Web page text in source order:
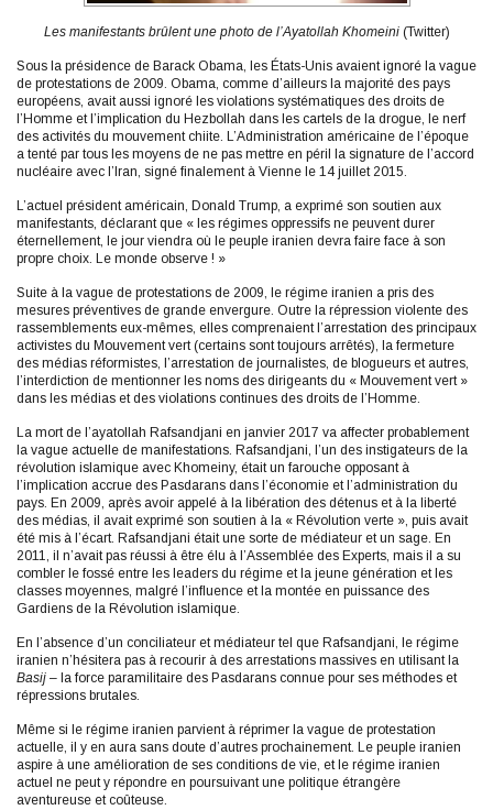
Les manifestants brûlent une photo de l’Ayatollah Khomeini(Twitter)
Sous la présidence de Barack Obama, les États-Unis avaient ignoré la vague
de protestations de 2009. Obama, comme d’ailleurs la majorité des pays
européens, avait aussi ignoré les violations systématiques des droits de
l’Homme et l’implication du Hezbollah dans les cartels de la drogue, le nerf
des activités du mouvement chiite. L’Administration américaine de l’époque
a tenté par tous les moyens de ne pas mettre en péril la signature de l’accord
nucléaire avec l’Iran, signé finalement à Vienne le 14 juillet 2015.
L’actuel président américain, Donald Trump, a exprimé son soutien aux
manifestants, déclarant que « les régimes oppressifs ne peuvent durer
éternellement, le jour viendra où le peuple iranien devra faire face à son
propre choix. Le monde observe ! »
Suite à la vague de protestations de 2009, le régime iranien a pris des
mesures préventives de grande envergure. Outre la répression violente des
rassemblements eux-mêmes, elles comprenaient l’arrestation des principaux
activistes du Mouvement vert (certains sont toujours arrêtés), la fermeture
des médias réformistes, l’arrestation de journalistes, de blogueurs et autres,
l’interdiction de mentionner les noms des dirigeants du « Mouvement vert »
dans les médias et des violations continues des droits de l’Homme.
La mort de l’ayatollah Rafsandjani en janvier 2017 va affecter probablement
la vague actuelle de manifestations. Rafsandjani, l’un des instigateurs de la
révolution islamique avec Khomeiny, était un farouche opposant à
l’implication accrue des Pasdarans dans l’économie et l’administration du
pays. En 2009, après avoir appelé à la libération des détenus et à la liberté
des médias, il avait exprimé son soutien à la « Révolution verte », puis avait
été mis à l’écart. Rafsandjani était une sorte de médiateur et un sage. En
2011, il n’avait pas réussi à être élu à l’Assemblée des Experts, mais il a su
combler le fossé entre les leaders du régime et la jeune génération et les
classes moyennes, malgré l’influence et la montée en puissance des
Gardiens de la Révolution islamique.
En l’absence d’un conciliateur et médiateur tel que Rafsandjani, le régime
iranien n’hésitera pas à recourir à des arrestations massives en utilisant la
Basij – la force paramilitaire des Pasdarans connue pour ses méthodes et
répressions brutales.
Même si le régime iranien parvient à réprimer la vague de protestation
actuelle, il y en aura sans doute d’autres prochainement. Le peuple iranien
aspire à une amélioration de ses conditions de vie, et le régime iranien
actuel ne peut y répondre en poursuivant une politique étrangère
aventureuse et coûteuse.